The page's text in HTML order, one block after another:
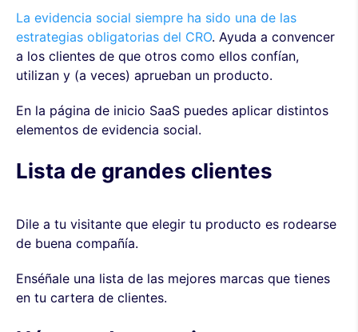
La evidencia social siempre ha sido una de las
estrategias obligatorias del CRO. Ayuda a convencer
a los clientes de que otros como ellos confían,
utilizan y (a veces) aprueban un producto.
En la página de inicio SaaS puedes aplicar distintos
elementos de evidencia social.
Lista de grandes clientes
Dile a tu visitante que elegir tu producto es rodearse
de buena compañía.
Enséñale una lista de las mejores marcas que tienes
en tu cartera de clientes.